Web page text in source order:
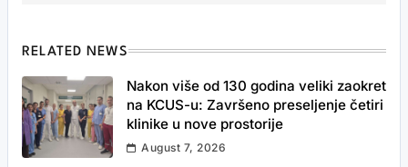
RELATED NEWS
Nakon više od 130 godina veliki zaokret
na KCUS-u: Završeno preseljenje četiri
klinike u nove prostorije
August 7, 2026